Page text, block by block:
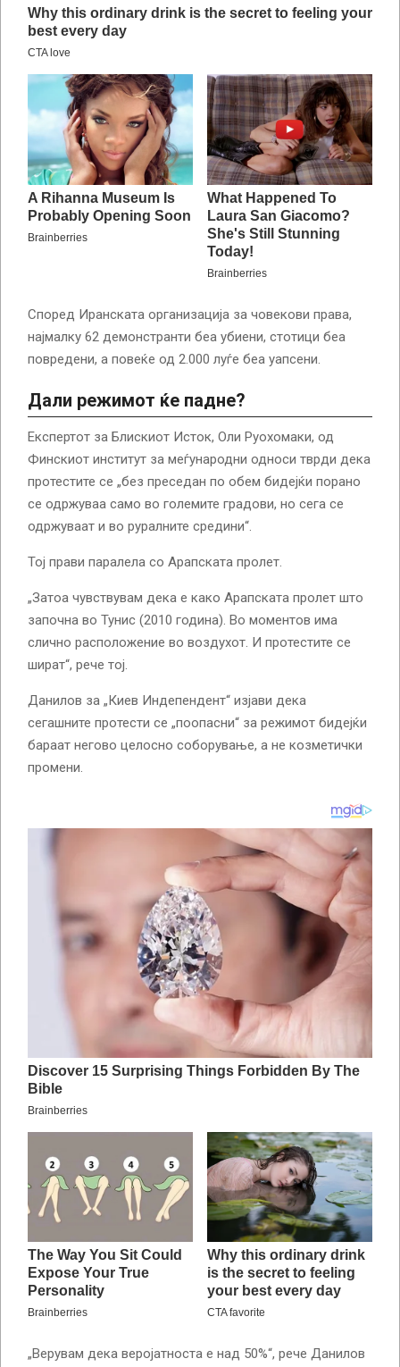
Според Иранската организација за човекови права,
најмалку 62 демонстранти беа убиени, стотици беа
повредени, а повеќе од 2.000 луѓе беа уапсени.
Дали режимот ќе падне?
Експертот за Блискиот Исток, Оли Руохомаки, од
Финскиот институт за меѓународни односи тврди дека
протестите се „без преседан по обем бидејќи порано
се одржуваа само во големите градови, но сега се
одржуваат и во руралните средини“.
Тој прави паралела со Арапската пролет.
„Затоа чувствувам дека е како Арапската пролет што
започна во Тунис (2010 година). Во моментов има
слично расположение во воздухот. И протестите се
шират“, рече тој.
Данилов за „Киев Индепендент“ изјави дека
сегашните протести се „поопасни“ за режимот бидејќи
бараат негово целосно соборување, а не козметички
промени.
„Верувам дека веројатноста е над 50%“, рече Данилов